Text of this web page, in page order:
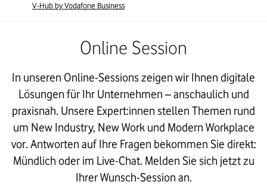
V-Hub by Vodafone Business
Online Session
In unseren Online-Sessions zeigen wir Ihnen digitale
Lösungen für Ihr Unternehmen – anschaulich und
praxisnah. Unsere Expert:innen stellen Themen rund
um New Industry, New Work und Modern Workplace
vor. Antworten auf Ihre Fragen bekommen Sie direkt:
Mündlich oder im Live-Chat. Melden Sie sich jetzt zu
Ihrer Wunsch-Session an.